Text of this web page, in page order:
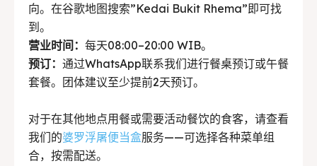
向。在谷歌地图搜索”Kedai Bukit Rhema”即可找
到。
营业时间： 每天08:00–20:00 WIB。
预订： 通过WhatsApp联系我们进行餐桌预订或午餐
套餐。团体建议至少提前2天预订。
对于在其他地点用餐或需要活动餐饮的食客，请查看
我们的婆罗浮屠便当盒服务——可选择各种菜单组
合，按需配送。